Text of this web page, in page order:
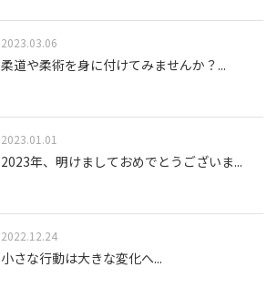
2023.03.06
柔道や柔術を身に付けてみませんか？ ...
2023.01.01
2023年、明けましておめでとうございま...
2022.12.24
小さな行動は大きな変化へ...